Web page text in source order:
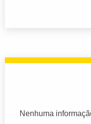
Nenhuma